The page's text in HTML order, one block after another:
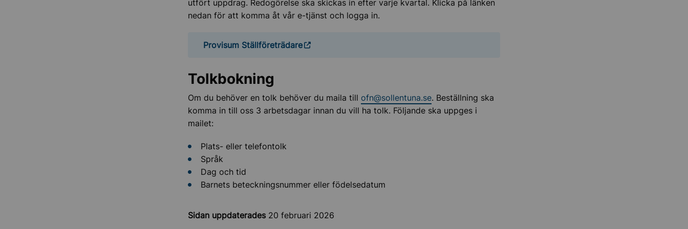
utfört uppdrag. Redogörelse ska skickas in efter varje kvartal. Klicka på länken
nedan för att komma åt vår e-tjänst och logga in.
Provisum Ställföreträdare
Tolkbokning
Om du behöver en tolk behöver du maila till ofn@sollentuna.se. Beställning ska
komma in till oss 3 arbetsdagar innan du vill ha tolk. Följande ska uppges i
mailet:
Plats- eller telefontolk
Språk
Dag och tid
Barnets beteckningsnummer eller födelsedatum
Sidan uppdaterades 20 februari 2026